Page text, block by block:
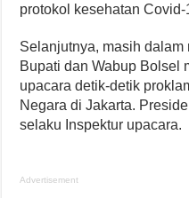
protokol kesehatan Covid-
Selanjutnya, masih
Bupati dan Wabup Bolsel
upacara detik-detik
Negara di Jakarta.
selaku Inspektur upacara.
Advertisement